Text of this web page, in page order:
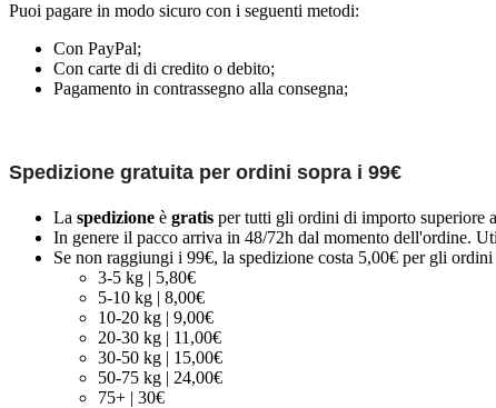
Puoi pagare in modo sicuro con i seguenti metodi:
Con PayPal;
Con carte di di credito o debito;
Pagamento in contrassegno alla consegna;
Spedizione gratuita per ordini sopra i 99€
La spedizione è gratis per tutti gli ordini di importo superiore a
In genere il pacco arriva in 48/72h dal momento dell'ordine.
Se non raggiungi i 99€, la spedizione costa 5,00€ per gli
3-5 kg | 5,80€
5-10 kg | 8,00€
10-20 kg | 9,00€
20-30 kg | 11,00€
30-50 kg | 15,00€
50-75 kg | 24,00€
75+ | 30€